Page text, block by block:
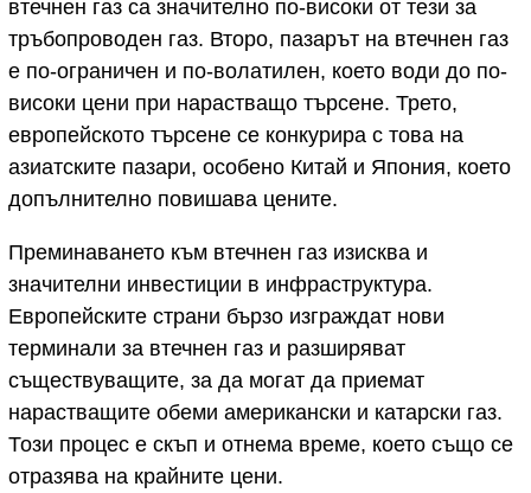
втечнен газ са значително по-високи от тези за
тръбопроводен газ. Второ, пазарът на втечнен газ
е по-ограничен и по-волатилен, което води до по-
високи цени при нарастващо търсене. Трето,
европейското търсене се конкурира с това на
азиатските пазари, особено Китай и Япония, което
допълнително повишава цените.
Преминаването към втечнен газ изисква и
значителни инвестиции в инфраструктура.
Европейските страни бързо изграждат нови
терминали за втечнен газ и разширяват
съществуващите, за да могат да приемат
нарастващите обеми американски и катарски газ.
Този процес е скъп и отнема време, което също се
отразява на крайните цени.